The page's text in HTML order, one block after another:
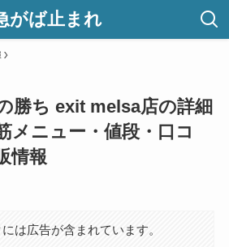
がば止まれ
勝ち exit melsa店の詳細
メニュー・値段・口コ
情報
は広告が含まれています。